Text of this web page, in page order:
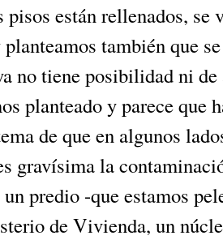
pisos están rellenados, se
también que
no tiene posibilidad ni
planteado y parece que
de que en algunos
gravísima la
predio -que estamos
de Vivienda, un